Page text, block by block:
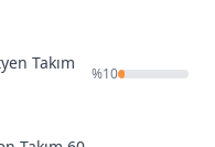
Takım
%10